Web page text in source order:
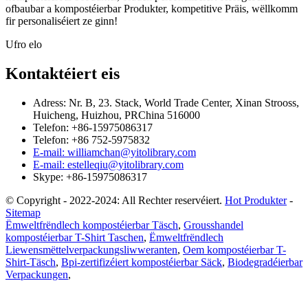
ofbaubar a kompostéierbar Produkter, kompetitive Präis, wëllkomm
fir personaliséiert ze ginn!
Ufro elo
Kontaktéiert eis
Adress: Nr. B, 23. Stack, World Trade Center, Xinan Strooss,
Huicheng, Huizhou, PRChina 516000
Telefon: +86-15975086317
Telefon: +86 752-5975832
E-mail: williamchan@yitolibrary.com
E-mail: estelleqiu@yitolibrary.com
Skype: +86-15975086317
© Copyright - 2022-2024: All Rechter reservéiert. Hot Produkter-
Sitemap
Ëmweltfrëndlech kompostéierbar Täsch, Grousshandel
kompostéierbar T-Shirt Taschen, Ëmweltfrëndlech
Liewensmëttelverpackungsliwweranten, Oem kompostéierbar T-
Shirt-Täsch, Bpi-zertifizéiert kompostéierbar Säck, Biodegradéierbar
Verpackungen,